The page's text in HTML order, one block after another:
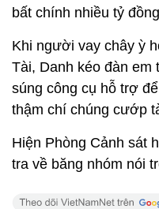
bất chính nhiều tỷ
Khi người vay chây ỳ
Tài, Danh kéo đàn em
súng công cụ hỗ trợ
thậm chí chúng cướp
Hiện Phòng Cảnh sát
tra về băng nhóm nói